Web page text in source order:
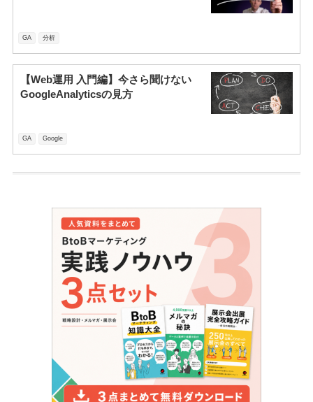
GA 分析
【Web運用 入門編】今さら聞けない
GoogleAnalyticsの見方
GA Google